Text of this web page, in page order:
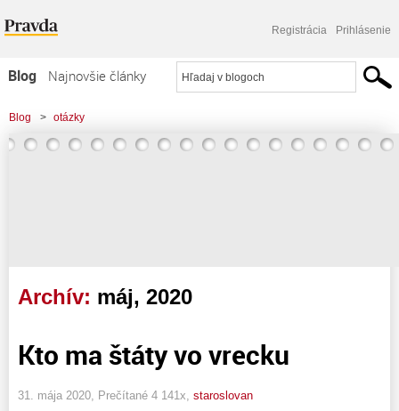
Registrácia Prihlásenie
Blog
Najnovšie články
Najčítanejšie články
Najkomentovanejšie články
Blog > otázky
Archív: máj, 2020
Kto ma štáty vo vrecku
31. mája 2020, Prečítané 4 141x, staroslovan